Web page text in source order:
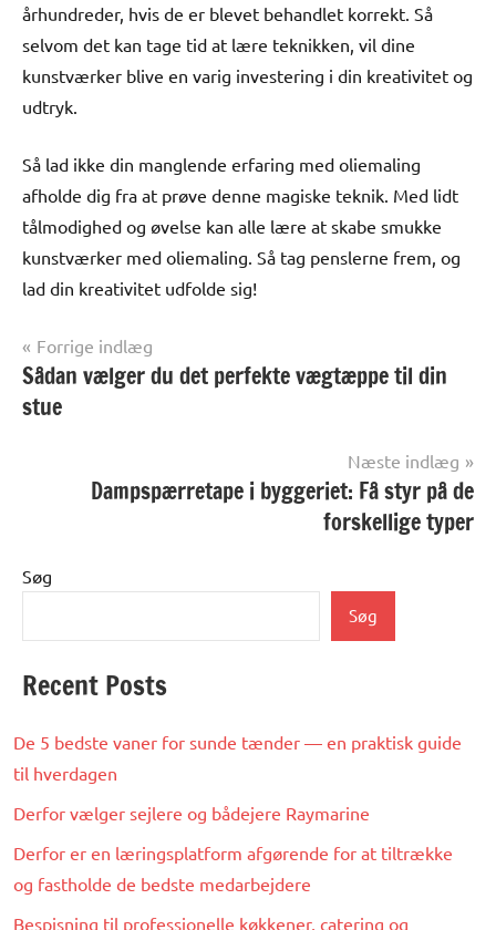
århundreder, hvis de er blevet behandlet korrekt. Så
selvom det kan tage tid at lære teknikken, vil dine
kunstværker blive en varig investering i din kreativitet og
udtryk.
Så lad ikke din manglende erfaring med oliemaling
afholde dig fra at prøve denne magiske teknik. Med lidt
tålmodighed og øvelse kan alle lære at skabe smukke
kunstværker med oliemaling. Så tag penslerne frem, og
lad din kreativitet udfolde sig!
Alle
anmeldelser
Indlægsnavigation
Forrige indlæg
Sådan vælger du det perfekte vægtæppe til din
stue
Næste indlæg
Dampspærretape i byggeriet: Få styr på de
forskellige typer
Søg
Søg
Recent Posts
De 5 bedste vaner for sunde tænder — en praktisk guide
til hverdagen
Derfor vælger sejlere og bådejere Raymarine
Derfor er en læringsplatform afgørende for at tiltrække
og fastholde de bedste medarbejdere
Bespisning til professionelle køkkener, catering og